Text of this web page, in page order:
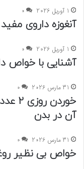
1 آوریل 2026 0
آنغوزه داروی
1 آوریل 2026 0
آشنایی با خواص
31 مارس 2026 0
آن در بدن
31 مارس 2026 0
خواص بی نظیر